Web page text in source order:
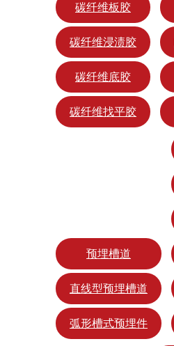
碳纤维板胶
碳纤维浸渍胶
碳纤维底胶
碳纤维找平胶
预埋槽道
直线型预埋槽道
弧形槽式预埋件